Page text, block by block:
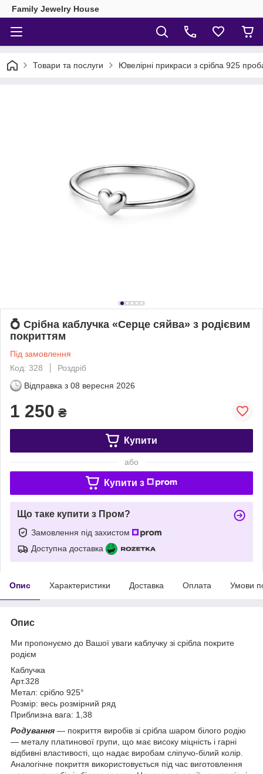
Family Jewelry House
Товари та послуги Ювелірні прикраси з срібла 925
💍 Срібна каблучка «Серце сяйва» з родієвим
покриттям
Під замовлення
Код: 328
Роздріб
Відправка з 08 вересня 2026
1 250 ₴
Купити
або
Купити з
Що таке купити з Пром?
Замовлення під захистом
Доступна доставка
Опис Характеристики Доставка Оплата Умови
Опис
Ми пропонуємо до Вашої уваги каблучку зі срібла покрите
родієм
Каблучка
Арт.328
Метал: срібло 925°
Розмір: весь розмірний ряд
Приблизна вага: 1,38
Родування — покриття виробів зі срібла шаром білого родію
— металу платинової групи, що має високу міцність і гарні
відбивні властивості, що надає виробам сліпучо-білий колір.
Аналогічне покриття використовується під час виготовлення